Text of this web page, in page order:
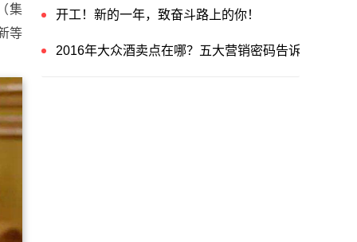
集
等
开工！新的一年，致奋斗路上的你！
2016年大众酒卖点在哪？五大营销密码告诉你答案！